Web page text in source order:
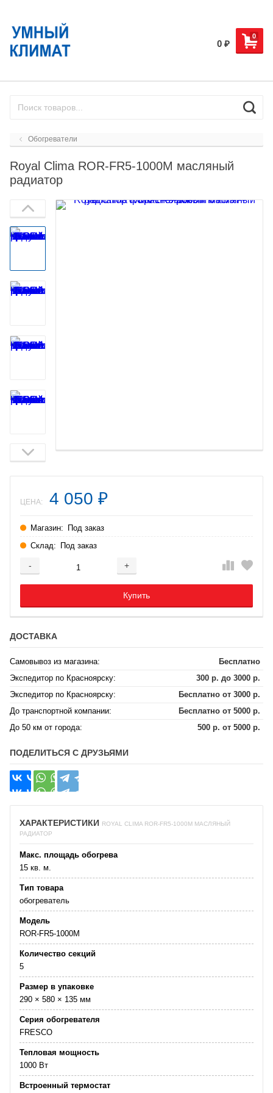
0
0 ₽
Обогреватели
Royal Clima ROR-FR5-1000M масляный
радиатор
ЦЕНА: 4 050 ₽
Магазин:
Под заказ
Склад:
Под заказ
- +
Добавляется...
Купить
Добавлен
ДОСТАВКА
Самовывоз из магазина:
Бесплатно
Экспедитор по Красноярску:
300 р. до 3000 р.
Экспедитор по Красноярску:
Бесплатно от 3000 р.
До транспортной компании:
Бесплатно от 5000 р.
До 50 км от города:
500 р. от 5000 р.
ПОДЕЛИТЬСЯ С ДРУЗЬЯМИ
ХАРАКТЕРИСТИКИ ROYAL CLIMA ROR-FR5-1000M МАСЛЯНЫЙ
РАДИАТОР
Макс. площадь обогрева
15 кв. м.
Тип товара
обогреватель
Модель
ROR-FR5-1000M
Количество секций
5
Размер в упаковке
290 × 580 × 135 мм
Серия обогревателя
FRESCO
Тепловая мощность
1000 Вт
Встроенный термостат